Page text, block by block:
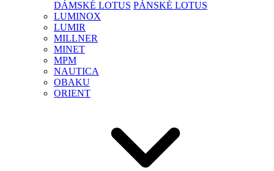
DÁMSKÉ LOTUS PÁNSKÉ LOTUS
LUMINOX
LUMIR
MILLNER
MINET
MPM
NAUTICA
OBAKU
ORIENT